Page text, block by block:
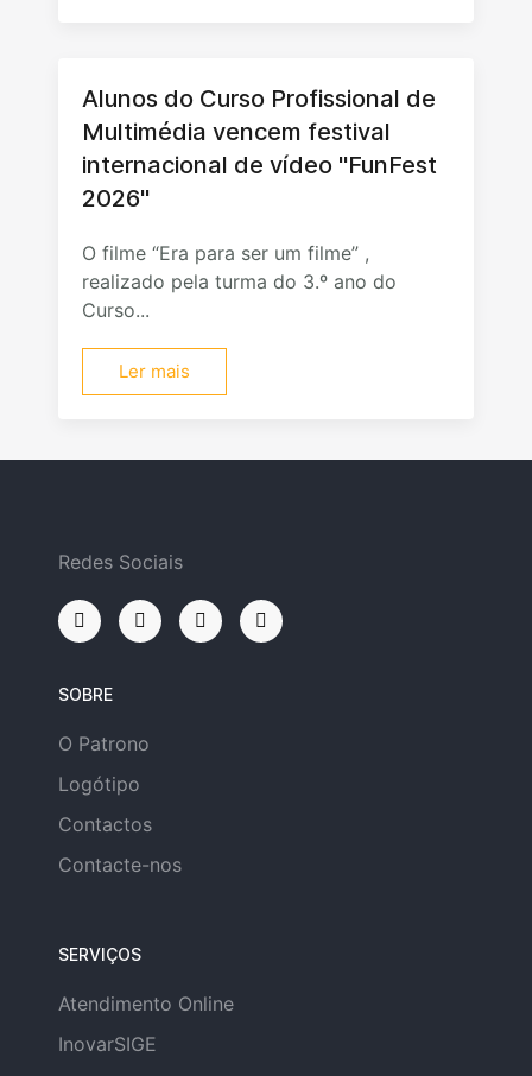
Alunos do Curso Profissional de
Multimédia vencem festival
internacional de vídeo "FunFest
2026"
O filme “Era para ser um filme” ,
realizado pela turma do 3.º ano do
Curso...
Ler mais
Redes Sociais
SOBRE
O Patrono
Logótipo
Contactos
Contacte-nos
SERVIÇOS
Atendimento Online
InovarSIGE